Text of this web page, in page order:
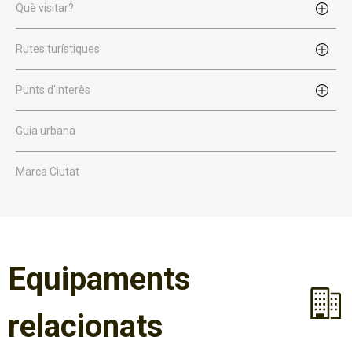
Què visitar?
Rutes turístiques
Punts d'interès
Guia urbana
Marca Ciutat
Equipaments
relacionats